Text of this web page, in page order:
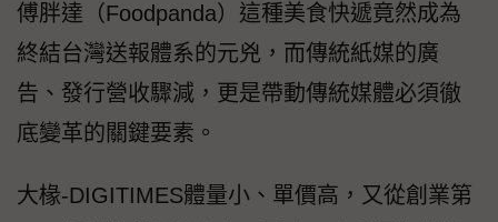
傅胖達（Foodpanda）這種美食快遞竟然成為
終結台灣送報體系的元兇，而傳統紙媒的廣
告、發行營收驟減，更是帶動傳統媒體必須徹
底變革的關鍵要素。
大椽-DIGITIMES體量小、單價高，又從創業第